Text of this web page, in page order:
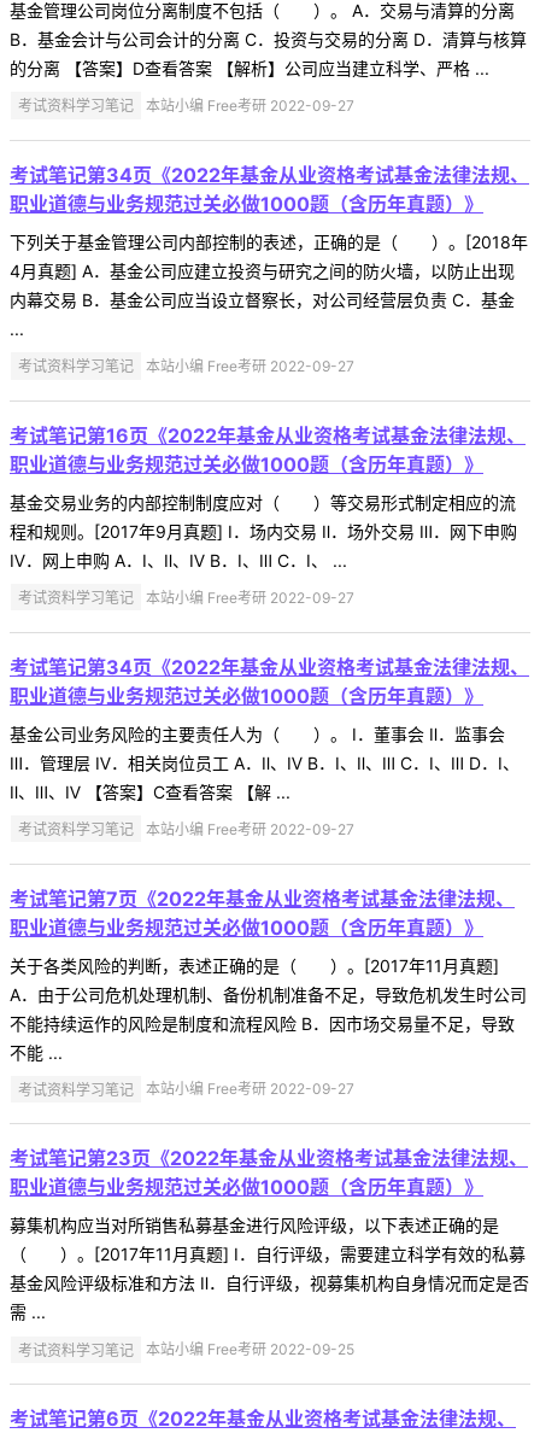
基金管理公司岗位分离制度不包括（ ）。 A．交易与清算的分离
B．基金会计与公司会计的分离 C．投资与交易的分离 D．清算与核算
的分离 【答案】D查看答案 【解析】公司应当建立科学、严格 ...
考试资料学习笔记 本站小编 Free考研 2022-09-27
考试笔记第34页《2022年基金从业资格考试基金法律法规、
职业道德与业务规范过关必做1000题（含历年真题）》
下列关于基金管理公司内部控制的表述，正确的是（ ）。[2018年
4月真题] A．基金公司应建立投资与研究之间的防火墙，以防止出现
内幕交易 B．基金公司应当设立督察长，对公司经营层负责 C．基金
...
考试资料学习笔记 本站小编 Free考研 2022-09-27
考试笔记第16页《2022年基金从业资格考试基金法律法规、
职业道德与业务规范过关必做1000题（含历年真题）》
基金交易业务的内部控制制度应对（ ）等交易形式制定相应的流
程和规则。[2017年9月真题] Ⅰ．场内交易 Ⅱ．场外交易 Ⅲ．网下申购
Ⅳ．网上申购 A．Ⅰ、Ⅱ、Ⅳ B．Ⅰ、Ⅲ C．Ⅰ、 ...
考试资料学习笔记 本站小编 Free考研 2022-09-27
考试笔记第34页《2022年基金从业资格考试基金法律法规、
职业道德与业务规范过关必做1000题（含历年真题）》
基金公司业务风险的主要责任人为（ ）。 Ⅰ．董事会 Ⅱ．监事会
Ⅲ．管理层 Ⅳ．相关岗位员工 A．Ⅱ、Ⅳ B．Ⅰ、Ⅱ、Ⅲ C．Ⅰ、Ⅲ D．Ⅰ、
Ⅱ、Ⅲ、Ⅳ 【答案】C查看答案 【解 ...
考试资料学习笔记 本站小编 Free考研 2022-09-27
考试笔记第7页《2022年基金从业资格考试基金法律法规、
职业道德与业务规范过关必做1000题（含历年真题）》
关于各类风险的判断，表述正确的是（ ）。[2017年11月真题]
A．由于公司危机处理机制、备份机制准备不足，导致危机发生时公司
不能持续运作的风险是制度和流程风险 B．因市场交易量不足，导致
不能 ...
考试资料学习笔记 本站小编 Free考研 2022-09-27
考试笔记第23页《2022年基金从业资格考试基金法律法规、
职业道德与业务规范过关必做1000题（含历年真题）》
募集机构应当对所销售私募基金进行风险评级，以下表述正确的是
（ ）。[2017年11月真题] Ⅰ．自行评级，需要建立科学有效的私募
基金风险评级标准和方法 Ⅱ．自行评级，视募集机构自身情况而定是否
需 ...
考试资料学习笔记 本站小编 Free考研 2022-09-25
考试笔记第6页《2022年基金从业资格考试基金法律法规、